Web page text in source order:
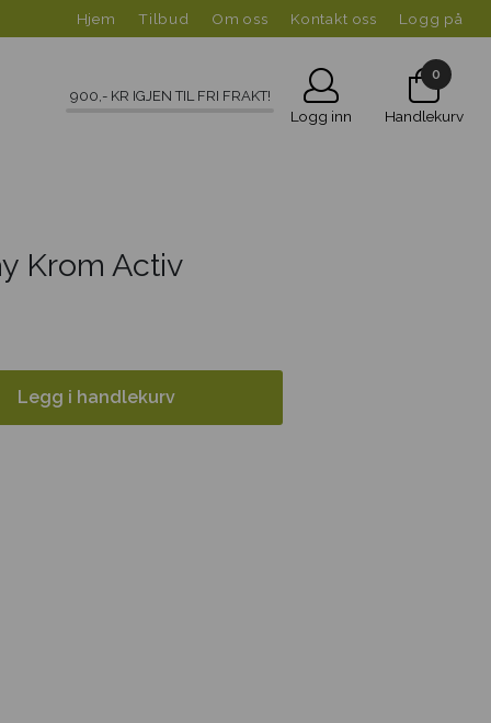
Hjem Tilbud Om oss Kontakt oss Logg på
900,- KR IGJEN TIL FRI FRAKT!
Logg inn
0
Handlekurv
Krom Activ
Legg i handlekurv